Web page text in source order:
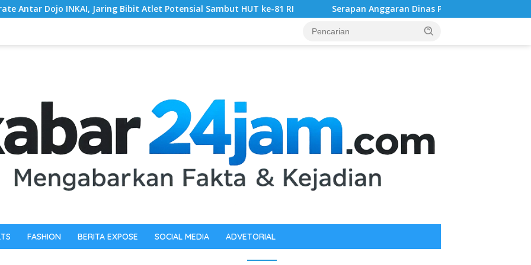
Bibit Atlet Potensial Sambut HUT ke-81 RI Serapan Anggaran Dinas Perkimcikataru Paling Buruk, Plh Sekda:
FASHION BERITA EXPOSE SOCIAL MEDIA ADVETORIAL